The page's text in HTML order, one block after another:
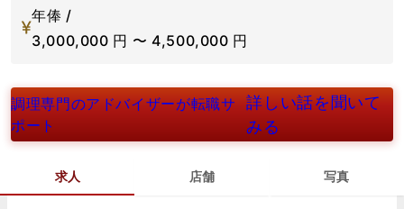
年俸 /
3,000,000 円 〜 4,500,000 円
調理専門のアドバイザーが転職サ
ポート
詳しい話を聞いて
みる
求人 店舗 写真